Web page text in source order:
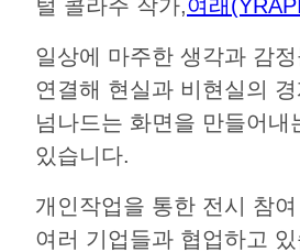
털 콜라주 작가,여래
일상에 마주한 생각과 감
연결해 현실과 비현실의 경
넘나드는 화면을 만들어내
있습니다.
개인작업을 통한 전시 참
여러 기업들과 협업하고